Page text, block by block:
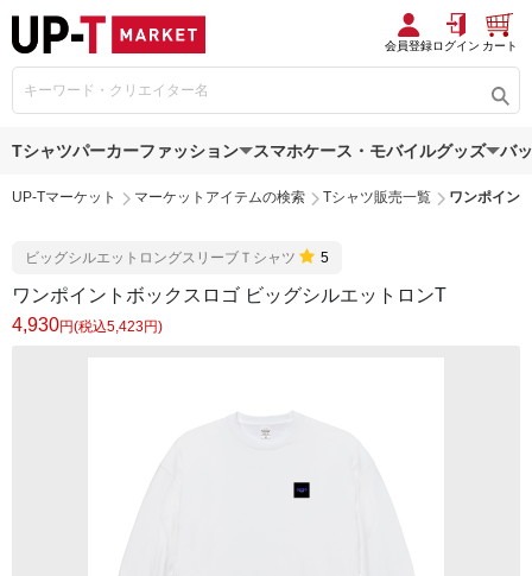
会員登録ログイン カート
Tシャツパーカーファッション スマホケース・モバイルグッズ バ
UP-Tマーケット マーケットアイテムの検索 Tシャツ販売一覧 ワンポイン
ビッグシルエットロングスリーブＴシャツ 5
ワンポイントボックスロゴ ビッグシルエットロンT
4,930円(税込5,423円)